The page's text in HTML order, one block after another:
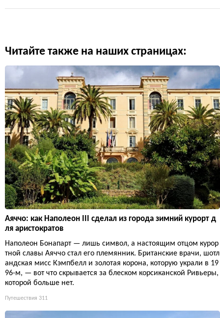
Читайте также на наших страницах:
Аяччо: как Наполеон III сделал из города зимний курорт д
ля аристократов
Наполеон Бонапарт — лишь символ, а настоящим отцом курор
тной славы Аяччо стал его племянник. Британские врачи, шотл
андская мисс Кэмпбелл и золотая корона, которую украли в 19
96-м, — вот что скрывается за блеском корсиканской Ривьеры,
которой больше нет.
Путешествия 311